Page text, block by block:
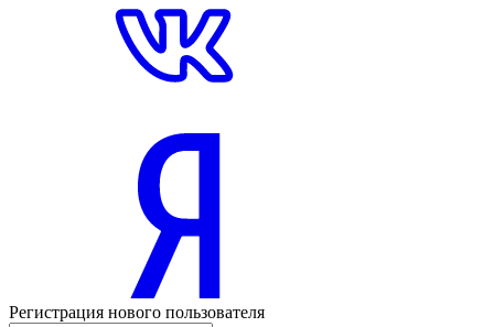
Регистрация нового пользователя